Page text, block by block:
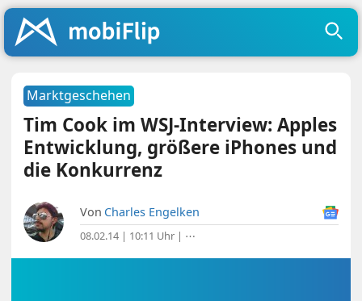
Marktgeschehen
Tim Cook im WSJ-Interview: Apples
Entwicklung, größere iPhones und
die Konkurrenz
Von Charles Engelken
08.02.14 | 10:11 Uhr | ⋯